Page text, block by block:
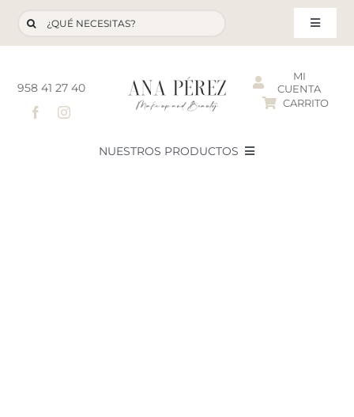
contenido
Buscar:
Toggle
958 41 27 40
MI
CUENTA
CARRITO
NUESTROS PRODUCTOS